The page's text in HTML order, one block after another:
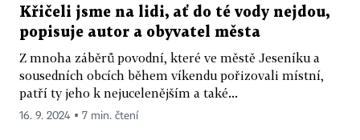
Křičeli jsme na lidi, ať do té vody nejdou,
popisuje autor a obyvatel města
Z mnoha záběrů povodní, které ve městě Jeseníku a
sousedních obcích během víkendu pořizovali místní,
patří ty jeho k nejucelenějším a také...
16. 9. 2024 ▪ 7 min. čtení